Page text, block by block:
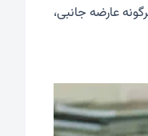
عارضه جانبی،